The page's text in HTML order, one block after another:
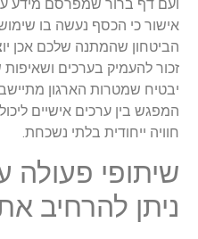
ועם דף ברור שמפרסם מידע
אישור כי הכסף נעשה בו שימוש
הביטחון שהמתנה שלכם אכן
זכור להעמיק בערכים
יבטיח שמטרות הארגון
המפגש בין ערכים אישיים
חוויה ייחודית בלתי נשכחת.
שיתופי פעולה
ניתן להרחיב